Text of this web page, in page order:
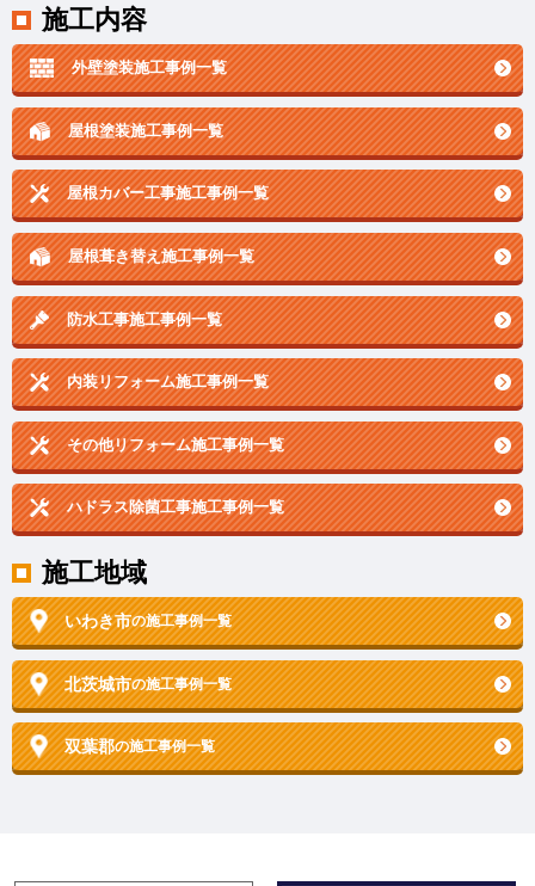
施工内容
外壁塗装施工事例一覧
屋根塗装施工事例一覧
屋根カバー工事施工事例一覧
屋根葺き替え施工事例一覧
防水工事施工事例一覧
内装リフォーム施工事例一覧
その他リフォーム施工事例一覧
ハドラス除菌工事施工事例一覧
施工地域
いわき市の施工事例一覧
北茨城市の施工事例一覧
双葉郡の施工事例一覧